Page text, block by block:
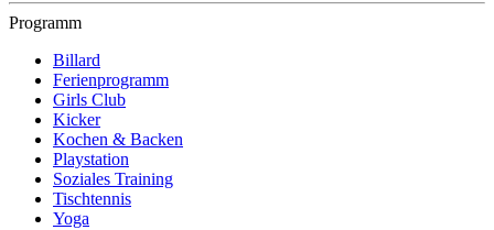
Programm
Billard
Ferienprogramm
Girls Club
Kicker
Kochen & Backen
Playstation
Soziales Training
Tischtennis
Yoga